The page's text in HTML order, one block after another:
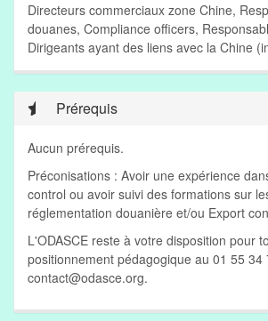
Directeurs commerciaux zone Chine,
douanes, Compliance officers,
Dirigeants ayant des liens avec la Chine
Prérequis
Aucun prérequis.
Préconisations : Avoir une expérience
control ou avoir suivi des formations sur
réglementation douanière et/ou Export
L'ODASCE reste à votre disposition pour
positionnement pédagogique au 01 55 34
contact@odasce.org.